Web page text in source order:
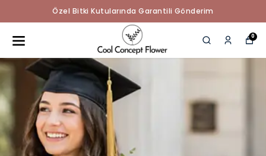
Özel Bitki Kutularında Garantili Gönderim
0